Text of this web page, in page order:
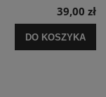
39,00 zł
DO KOSZYKA